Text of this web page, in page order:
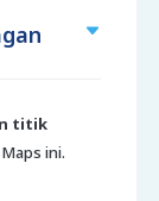
titik
ini.